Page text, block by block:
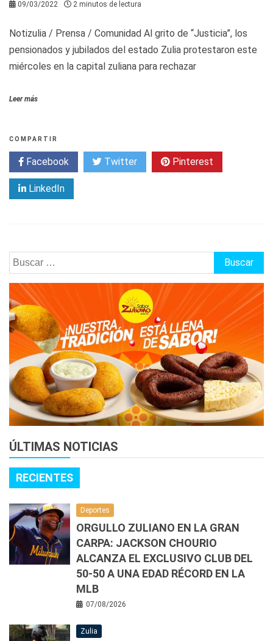
09/03/2022 2 minutos de lectura
Notizulia / Prensa / Comunidad Al grito de “Justicia”, los
pensionados y jubilados del estado Zulia protestaron este
miércoles en la capital zuliana para rechazar
Leer más
COMPARTIR
Facebook Twitter Pinterest
LinkedIn
Buscar:
ÚLTIMAS NOTICIAS
RECIENTES
Deportes
ORGULLO ZULIANO EN LA GRAN
CARPA: JACKSON CHOURIO
ALCANZA EL EXCLUSIVO CLUB DEL
50-50 A UNA EDAD RÉCORD EN LA
MLB
07/08/2026
Zulia